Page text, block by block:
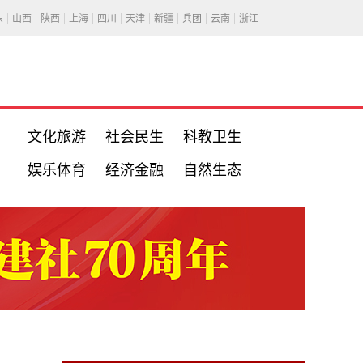
山西 陕西 上海 四川 天津 新疆 兵团 云南 浙江
文化旅游 社会民生 科教卫生
娱乐体育 经济金融 自然生态